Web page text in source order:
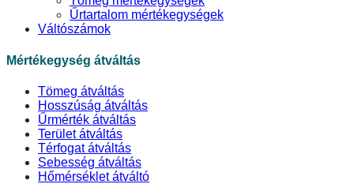
Űrtartalom mértékegységek
Váltószámok
Mértékegység átváltás
Tömeg átváltás
Hosszúság átváltás
Űrmérték átváltás
Terület átváltás
Térfogat átváltás
Sebesség átváltás
Hőmérséklet átváltó